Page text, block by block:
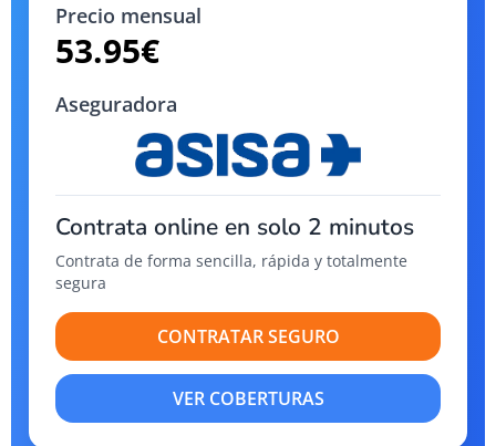
Precio mensual
53.95€
Aseguradora
Contrata online en solo 2 minutos
Contrata de forma sencilla, rápida y totalmente
segura
CONTRATAR SEGURO
VER COBERTURAS